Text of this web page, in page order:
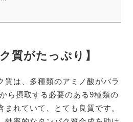
質がたっぷり】
質は、多種類のアミノ酸がバラ
ら摂取する必要のある9種類の
まれていて、とても良質です。